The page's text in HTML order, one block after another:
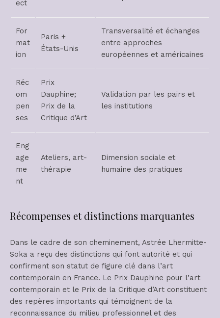
ect
For
mat
ion
Paris +
États-Unis
Transversalité et échanges
entre approches
européennes et américaines
Réc
om
pen
ses
Prix
Dauphine;
Prix de la
Critique d’Art
Validation par les pairs et
les institutions
Eng
age
me
nt
Ateliers, art-
thérapie
Dimension sociale et
humaine des pratiques
Récompenses et distinctions marquantes
Dans le cadre de son cheminement, Astrée Lhermitte-
Soka a reçu des distinctions qui font autorité et qui
confirment son statut de figure clé dans l’art
contemporain en France. Le Prix Dauphine pour l’art
contemporain et le Prix de la Critique d’Art constituent
des repères importants qui témoignent de la
reconnaissance du milieu professionnel et des